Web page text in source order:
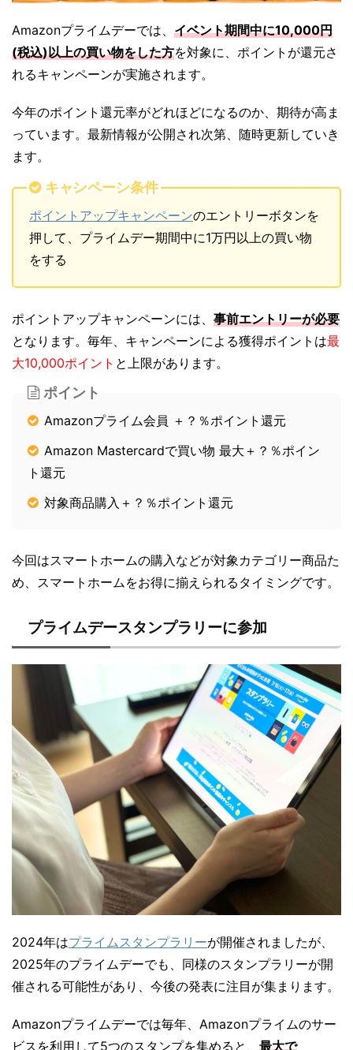
Amazonプライムデーでは、 イベント期間中に10,000円
(税込)以上の買い物をした方を対象に、ポイントが還元さ
れるキャンペーンが実施されます。
今年のポイント還元率がどれほどになるのか、期待が高ま
っています。最新情報が公開され次第、随時更新していき
ます。
キャンペーン条件
ポイントアップキャンペーンのエントリーボタンを
押して、プライムデー期間中に1万円以上の買い物
をする
ポイントアップキャンペーンには、 事前エントリーが必要
となります。毎年、キャンペーンによる獲得ポイントは最
大10,000ポイント と上限があります。
ポイント
Amazonプライム会員 ＋？％ポイント還元
Amazon Mastercardで買い物 最大＋？％ポイン
ト還元
対象商品購入＋？％ポイント還元
今回はスマートホームの購入などが対象カテゴリー商品た
め、スマートホームをお得に揃えられるタイミングです。
プライムデースタンプラリーに参加
2024年はプライムスタンプラリーが開催されましたが、
2025年のプライムデーでも、同様のスタンプラリーが開
催される可能性があり、今後の発表に注目が集まります。
Amazonプライムデーでは毎年、Amazonプライムのサー
ビスを利用して5つのスタンプを集めると、 最大で